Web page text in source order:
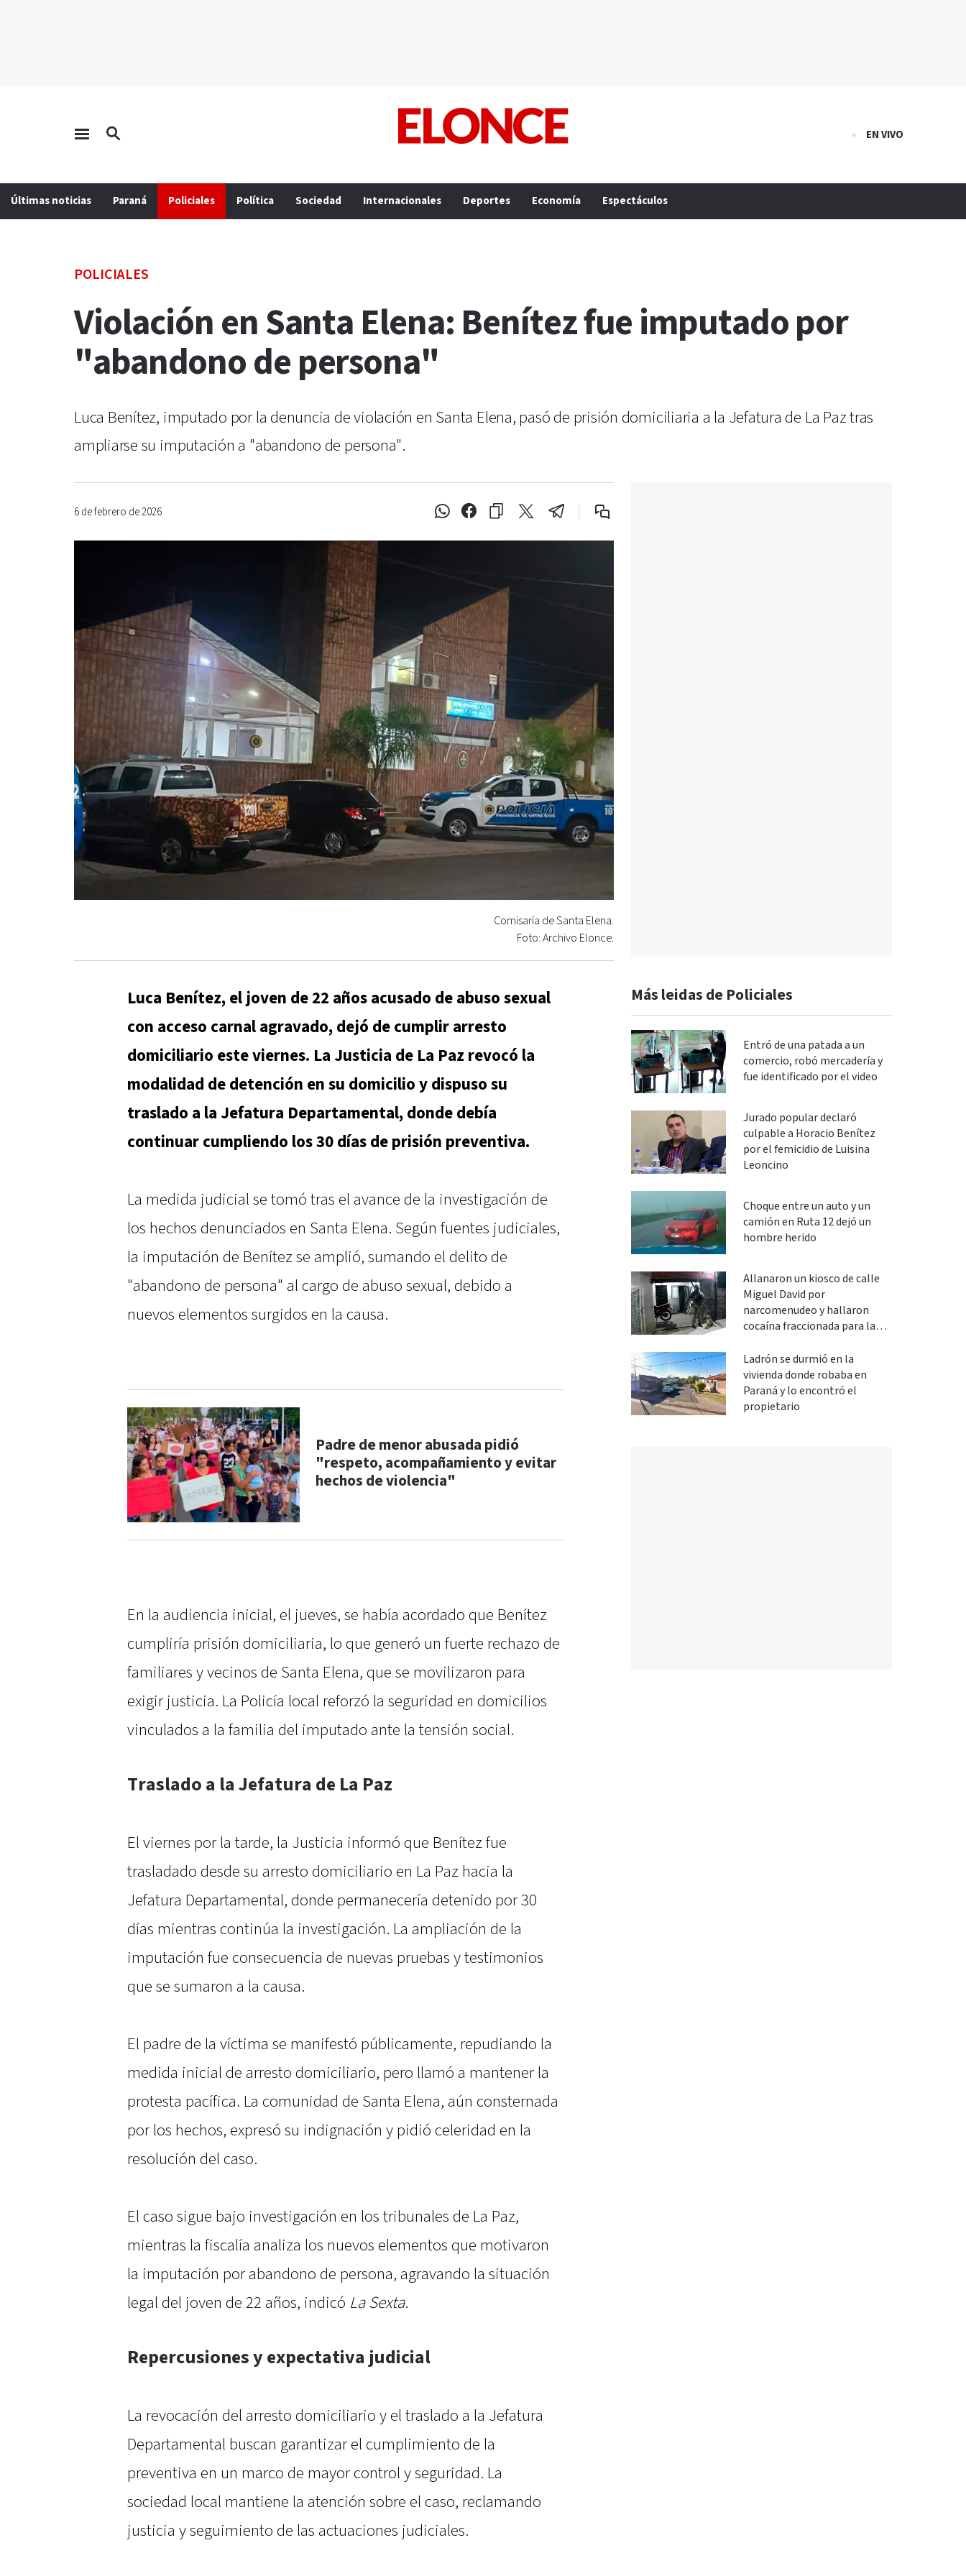
EN VIVO
Últimas noticias Paraná Policiales Política Sociedad Internacionales Deportes Economía Espectáculos
POLICIALES
Violación en Santa Elena: Benítez fue imputado por
"abandono de persona"
Luca Benítez, imputado por la denuncia de violación en Santa Elena, pasó de prisión domiciliaria a la Jefatura de La Paz tras
ampliarse su imputación a "abandono de persona".
6 de febrero de 2026
Comisaría de Santa Elena.
Foto: Archivo Elonce.
Luca Benítez, el joven de 22 años acusado de abuso sexual
con acceso carnal agravado, dejó de cumplir arresto
domiciliario este viernes. La Justicia de La Paz revocó la
modalidad de detención en su domicilio y dispuso su
traslado a la Jefatura Departamental, donde debía
continuar cumpliendo los 30 días de prisión preventiva.
La medida judicial se tomó tras el avance de la investigación de
los hechos denunciados en Santa Elena. Según fuentes judiciales,
la imputación de Benítez se amplió, sumando el delito de
"abandono de persona" al cargo de abuso sexual, debido a
nuevos elementos surgidos en la causa.
Padre de menor abusada pidió
"respeto, acompañamiento y evitar
hechos de violencia"
En la audiencia inicial, el jueves, se había acordado que Benítez
cumpliría prisión domiciliaria, lo que generó un fuerte rechazo de
familiares y vecinos de Santa Elena, que se movilizaron para
exigir justicia. La Policía local reforzó la seguridad en domicilios
vinculados a la familia del imputado ante la tensión social.
Traslado a la Jefatura de La Paz
El viernes por la tarde, la Justicia informó que Benítez fue
trasladado desde su arresto domiciliario en La Paz hacia la
Jefatura Departamental, donde permanecería detenido por 30
días mientras continúa la investigación. La ampliación de la
imputación fue consecuencia de nuevas pruebas y testimonios
que se sumaron a la causa.
El padre de la víctima se manifestó públicamente, repudiando la
medida inicial de arresto domiciliario, pero llamó a mantener la
protesta pacífica. La comunidad de Santa Elena, aún consternada
por los hechos, expresó su indignación y pidió celeridad en la
resolución del caso.
El caso sigue bajo investigación en los tribunales de La Paz,
mientras la fiscalía analiza los nuevos elementos que motivaron
la imputación por abandono de persona, agravando la situación
legal del joven de 22 años, indicó La Sexta.
Repercusiones y expectativa judicial
La revocación del arresto domiciliario y el traslado a la Jefatura
Departamental buscan garantizar el cumplimiento de la
preventiva en un marco de mayor control y seguridad. La
sociedad local mantiene la atención sobre el caso, reclamando
justicia y seguimiento de las actuaciones judiciales.
Más leidas de Policiales
Entró de una patada a un
comercio, robó mercadería y
fue identificado por el video
Jurado popular declaró
culpable a Horacio Benítez
por el femicidio de Luisina
Leoncino
Choque entre un auto y un
camión en Ruta 12 dejó un
hombre herido
Allanaron un kiosco de calle
Miguel David por
narcomenudeo y hallaron
cocaína fraccionada para la
Ladrón se durmió en la
vivienda donde robaba en
Paraná y lo encontró el
propietario